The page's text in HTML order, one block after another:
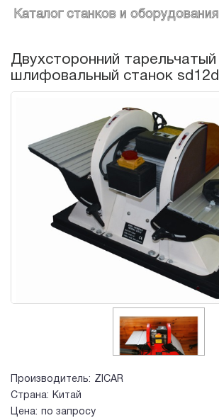
Каталог станков и оборудования
Двухсторонний тарельчатый
шлифовальный станок sd12d
Производитель: ZICAR
Страна:
Китай
Цена:
по запросу